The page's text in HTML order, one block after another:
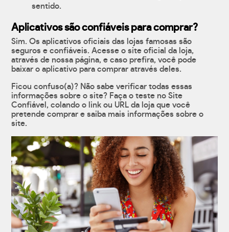
sentido.
Aplicativos são confiáveis para comprar?
Sim. Os aplicativos oficiais das lojas famosas são
seguros e confiáveis. Acesse o site oficial da loja,
através de nossa página, e caso prefira, você pode
baixar o aplicativo para comprar através deles.
Ficou confuso(a)? Não sabe verificar todas essas
informações sobre o site? Faça o teste no Site
Confiável, colando o link ou URL da loja que você
pretende comprar e saiba mais informações sobre o
site.